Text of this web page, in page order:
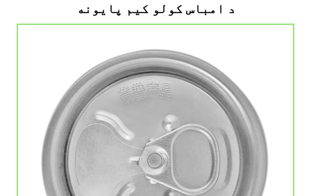
د امباس کولو کیم پایونه